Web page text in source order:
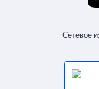
Сетевое